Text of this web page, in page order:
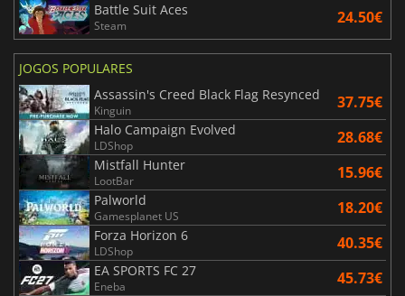
Battle Suit Aces
Steam 24.50€
JOGOS POPULARES
Assassin's Creed Black Flag Resynced
Kinguin 37.75€
Halo Campaign Evolved
LDShop 28.68€
Mistfall Hunter
LootBar 15.96€
Palworld
Gamesplanet US 18.20€
Forza Horizon 6
LDShop 40.35€
EA SPORTS FC 27
Eneba 45.73€